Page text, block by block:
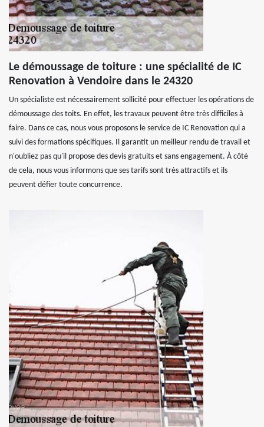
Le démoussage de toiture : une spécialité de IC
Renovation à Vendoire dans le 24320
Un spécialiste est nécessairement sollicité pour effectuer les opérations de
démoussage des toits. En effet, les travaux peuvent être très difficiles à
faire. Dans ce cas, nous vous proposons le service de IC Renovation qui a
suivi des formations spécifiques. Il garantit un meilleur rendu de travail et
n'oubliez pas qu'il propose des devis gratuits et sans engagement. À côté
de cela, nous vous informons que ses tarifs sont très attractifs et ils
peuvent défier toute concurrence.